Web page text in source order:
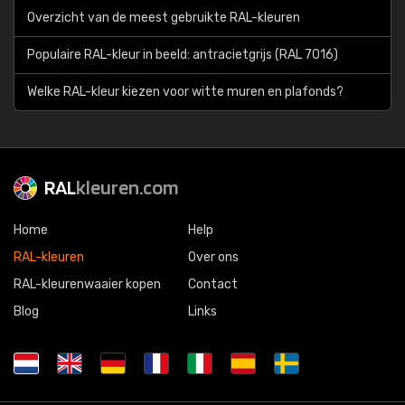
Overzicht van de meest gebruikte RAL-kleuren
Populaire RAL-kleur in beeld: antracietgrijs (RAL 7016)
Welke RAL-kleur kiezen voor witte muren en plafonds?
RALkleuren.com
Home
RAL-kleuren
RAL-kleurenwaaier kopen
Blog
Help
Over ons
Contact
Links